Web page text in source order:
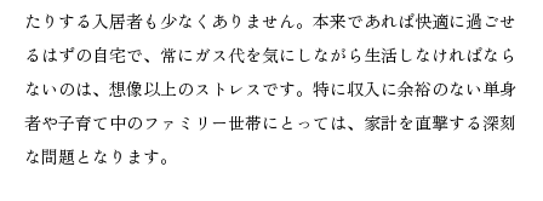
たりする入居者も少なくありません。本来であれば快適に過ごせ
るはずの自宅で、常にガス代を気にしながら生活しなければなら
ないのは、想像以上のストレスです。特に収入に余裕のない単身
者や子育て中のファミリー世帯にとっては、家計を直撃する深刻
な問題となります。